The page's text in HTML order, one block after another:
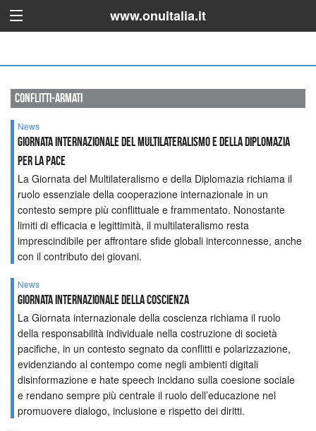
www.onuitalia.it
conflitti-armati
News
GIORNATA INTERNAZIONALE DEL MULTILATERALISMO E DELLA DIPLOMAZIA
PER LA PACE
La Giornata del Multilateralismo e della Diplomazia richiama il
ruolo essenziale della cooperazione internazionale in un
contesto sempre più conflittuale e frammentato. Nonostante
limiti di efficacia e legittimità, il multilateralismo resta
imprescindibile per affrontare sfide globali interconnesse, anche
con il contributo dei giovani.
News
GIORNATA INTERNAZIONALE DELLA COSCIENZA
La Giornata internazionale della coscienza richiama il ruolo
della responsabilità individuale nella costruzione di società
pacifiche, in un contesto segnato da conflitti e polarizzazione,
evidenziando al contempo come negli ambienti digitali
disinformazione e hate speech incidano sulla coesione sociale
e rendano sempre più centrale il ruolo dell’educazione nel
promuovere dialogo, inclusione e rispetto dei diritti.